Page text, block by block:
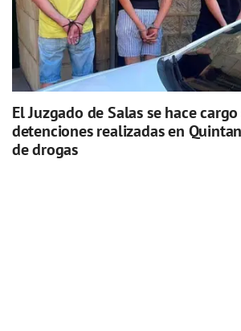
El Juzgado de Salas se hace
detenciones realizadas en
de drogas